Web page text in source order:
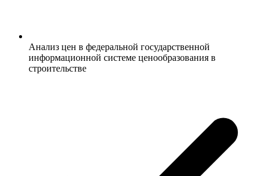
Анализ цен в федеральной государственной
информационной системе ценообразования в
строительстве